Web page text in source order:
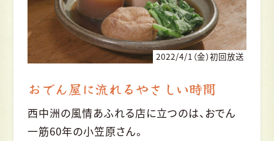
2022/4/1（金）初回放送
おでん屋に流れるやさしい時間
西中洲の風情あふれる店に立つのは、おでん
一筋60年の小笠原さん。